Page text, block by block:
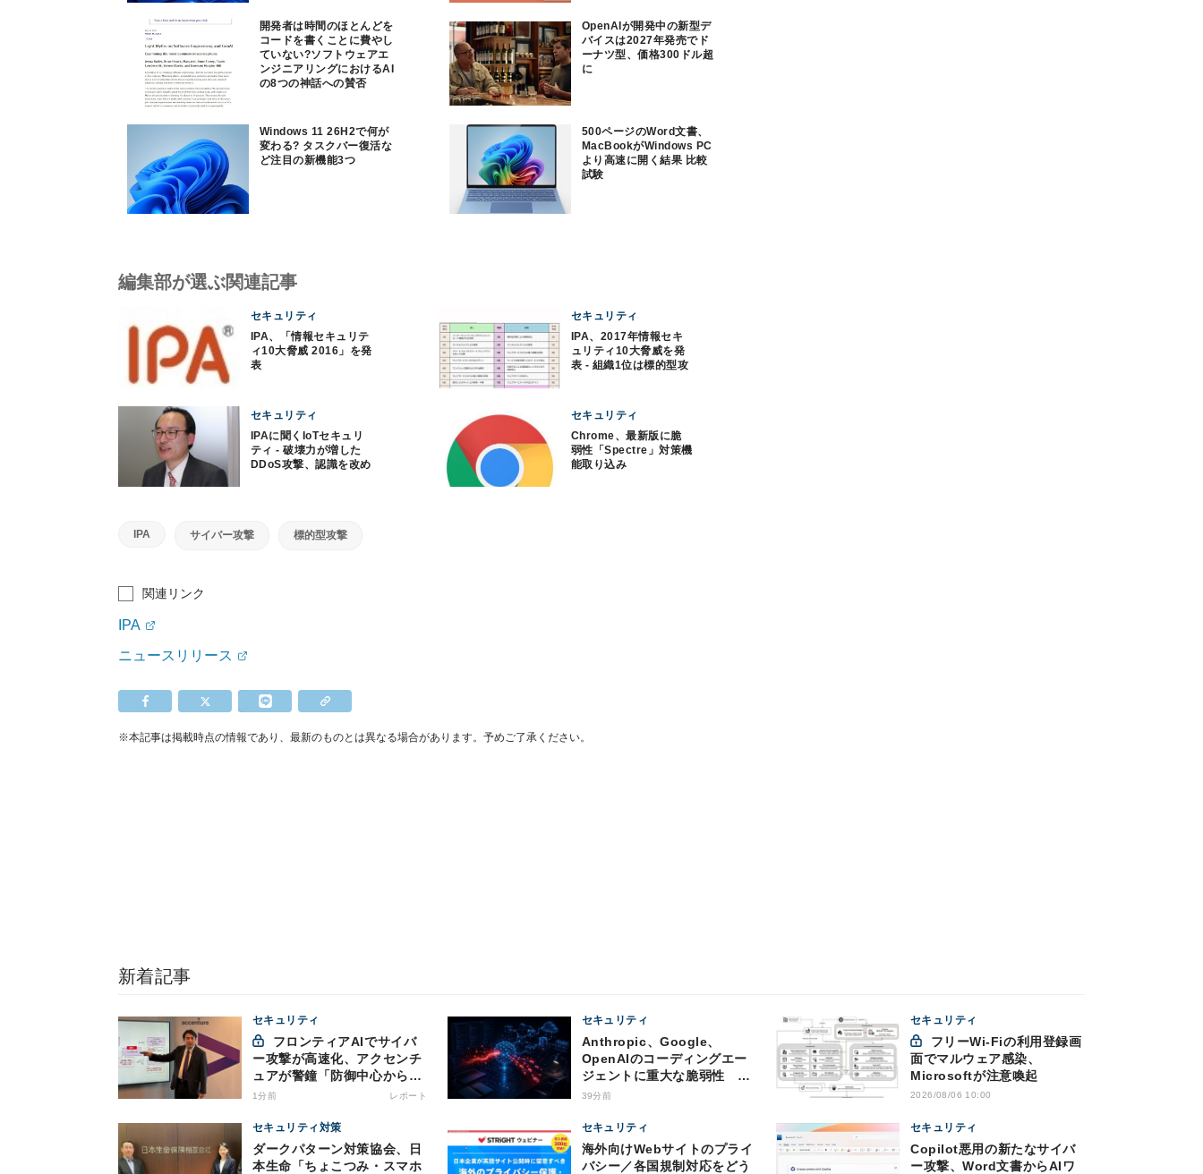
開発者は時間のほとんどを
コードを書くことに費やし
ていない?ソフトウェアエ
ンジニアリングにおけるAI
の8つの神話への賛否
OpenAIが開発中の新型デ
バイスは2027年発売でド
ーナツ型、価格300ドル超
に
Windows 11 26H2で何が
変わる? タスクバー復活な
ど注目の新機能3つ
500ページのWord文書、
MacBookがWindows PC
より高速に開く結果 比較
試験
編集部が選ぶ関連記事
セキュリティ
IPA、「情報セキュリテ
ィ10大脅威 2016」を発
表
セキュリティ
IPA、2017年情報セキ
ュリティ10大脅威を発
表 - 組織1位は標的型攻
セキュリティ
IPAに聞くIoTセキュリ
ティ - 破壊力が増した
DDoS攻撃、認識を改め
セキュリティ
Chrome、最新版に脆
弱性「Spectre」対策機
能取り込み
IPA サイバー攻撃 標的型攻撃
関連リンク
IPA
ニュースリリース
※本記事は掲載時点の情報であり、最新のものとは異なる場合があります。予めご了承ください。
新着記事
セキュリティ
ー攻撃が高速化、アクセンチ
ュアが警鐘「防御中心からの
脱却を」
1分前 レポート
セキュリティ
Anthropic、Google、
OpenAIのコーディングエー
ジェントに重大な脆弱性 認
証情報窃取などの恐れ
39分前
セキュリティ
面でマルウェア感染、
Microsoftが注意喚起
2026/08/06 10:00
セキュリティ対策
ダークパターン対策協会、日
本生命「ちょこつみ・スマホ
セキュリティ
海外向けWebサイトのプライ
バシー／各国規制対応をどう
セキュリティ
Copilot悪用の新たなサイバ
ー攻撃、Word文書からAIワ